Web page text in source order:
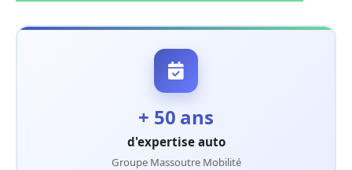
+ 50 ans
d'expertise auto
Groupe Massoutre Mobilité